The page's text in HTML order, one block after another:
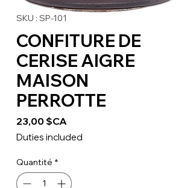
SKU : SP-101
CONFITURE DE
CERISE AIGRE
MAISON
PERROTTE
23,00 $CA
Duties included
Quantité *